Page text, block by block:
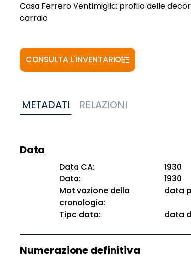
Casa Ferrero Ventimiglia: profilo delle
carraio
CONSULTA L'INVENTARIO
METADATI RELAZIONI
Data
Data CA:
1930
Data:
1930
Motivazione della
cronologia:
data
Tipo data: data
Numerazione definitiva